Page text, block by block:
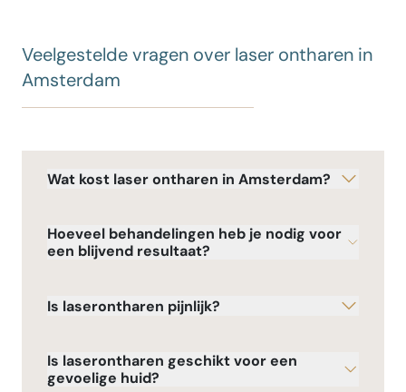
Veelgestelde vragen over laser ontharen in
Amsterdam
Wat kost laser ontharen in Amsterdam?
Hoeveel behandelingen heb je nodig voor
een blijvend resultaat?
Is laserontharen pijnlijk?
Is laserontharen geschikt voor een
gevoelige huid?